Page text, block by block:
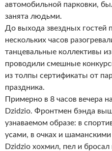
автомобильной парковки,
занята людьми.
До выхода звездных гостей
нескольких часов
танцевальные коллективы
проводили смешные
из толпы сертификаты от
праздника.
Примерно в 8 часов вечера
Dzidzio. Фронтмен бэнда
узнаваемом образе: в
усами, в очках и
Dzidzio хохмил, пел и